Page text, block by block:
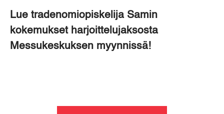
Lue tradenomiopiskelija Samin
kokemukset harjoittelujaksosta
Messukeskuksen myynnissä!